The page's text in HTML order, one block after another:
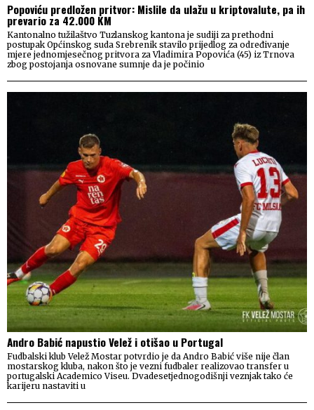
Popoviću predložen pritvor: Mislile da ulažu u kriptovalute, pa ih
prevario za 42.000 KM
Kantonalno tužilaštvo Tuzlanskog kantona je sudiji za prethodni
postupak Općinskog suda Srebrenik stavilo prijedlog za određivanje
mjere jednomjesečnog pritvora za Vladimira Popovića (45) iz Trnova
zbog postojanja osnovane sumnje da je počinio
Andro Babić napustio Velež i otišao u Portugal
Fudbalski klub Velež Mostar potvrdio je da Andro Babić više nije član
mostarskog kluba, nakon što je vezni fudbaler realizovao transfer u
portugalski Academico Viseu. Dvadesetjednogodišnji veznjak tako će
karijeru nastaviti u